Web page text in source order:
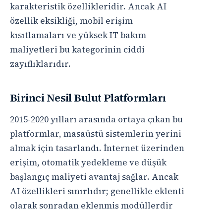
karakteristik özellikleridir. Ancak AI
özellik eksikliği, mobil erişim
kısıtlamaları ve yüksek IT bakım
maliyetleri bu kategorinin ciddi
zayıflıklarıdır.
Birinci Nesil Bulut Platformları
2015-2020 yılları arasında ortaya çıkan bu
platformlar, masaüstü sistemlerin yerini
almak için tasarlandı. İnternet üzerinden
erişim, otomatik yedekleme ve düşük
başlangıç maliyeti avantaj sağlar. Ancak
AI özellikleri sınırlıdır; genellikle eklenti
olarak sonradan eklenmiş modüllerdir